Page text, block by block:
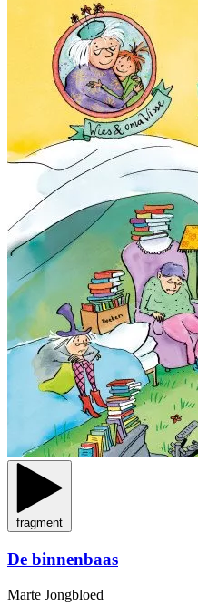
fragment
De binnenbaas
Marte Jongbloed